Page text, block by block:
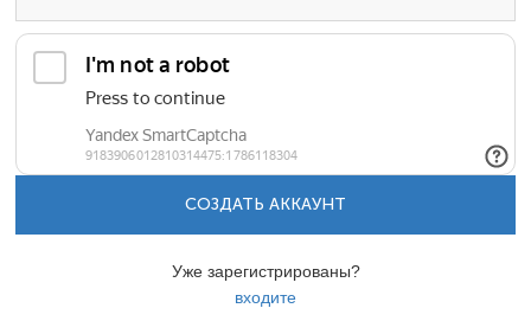
СОЗДАТЬ АККАУНТ
Уже зарегистрированы?
входите